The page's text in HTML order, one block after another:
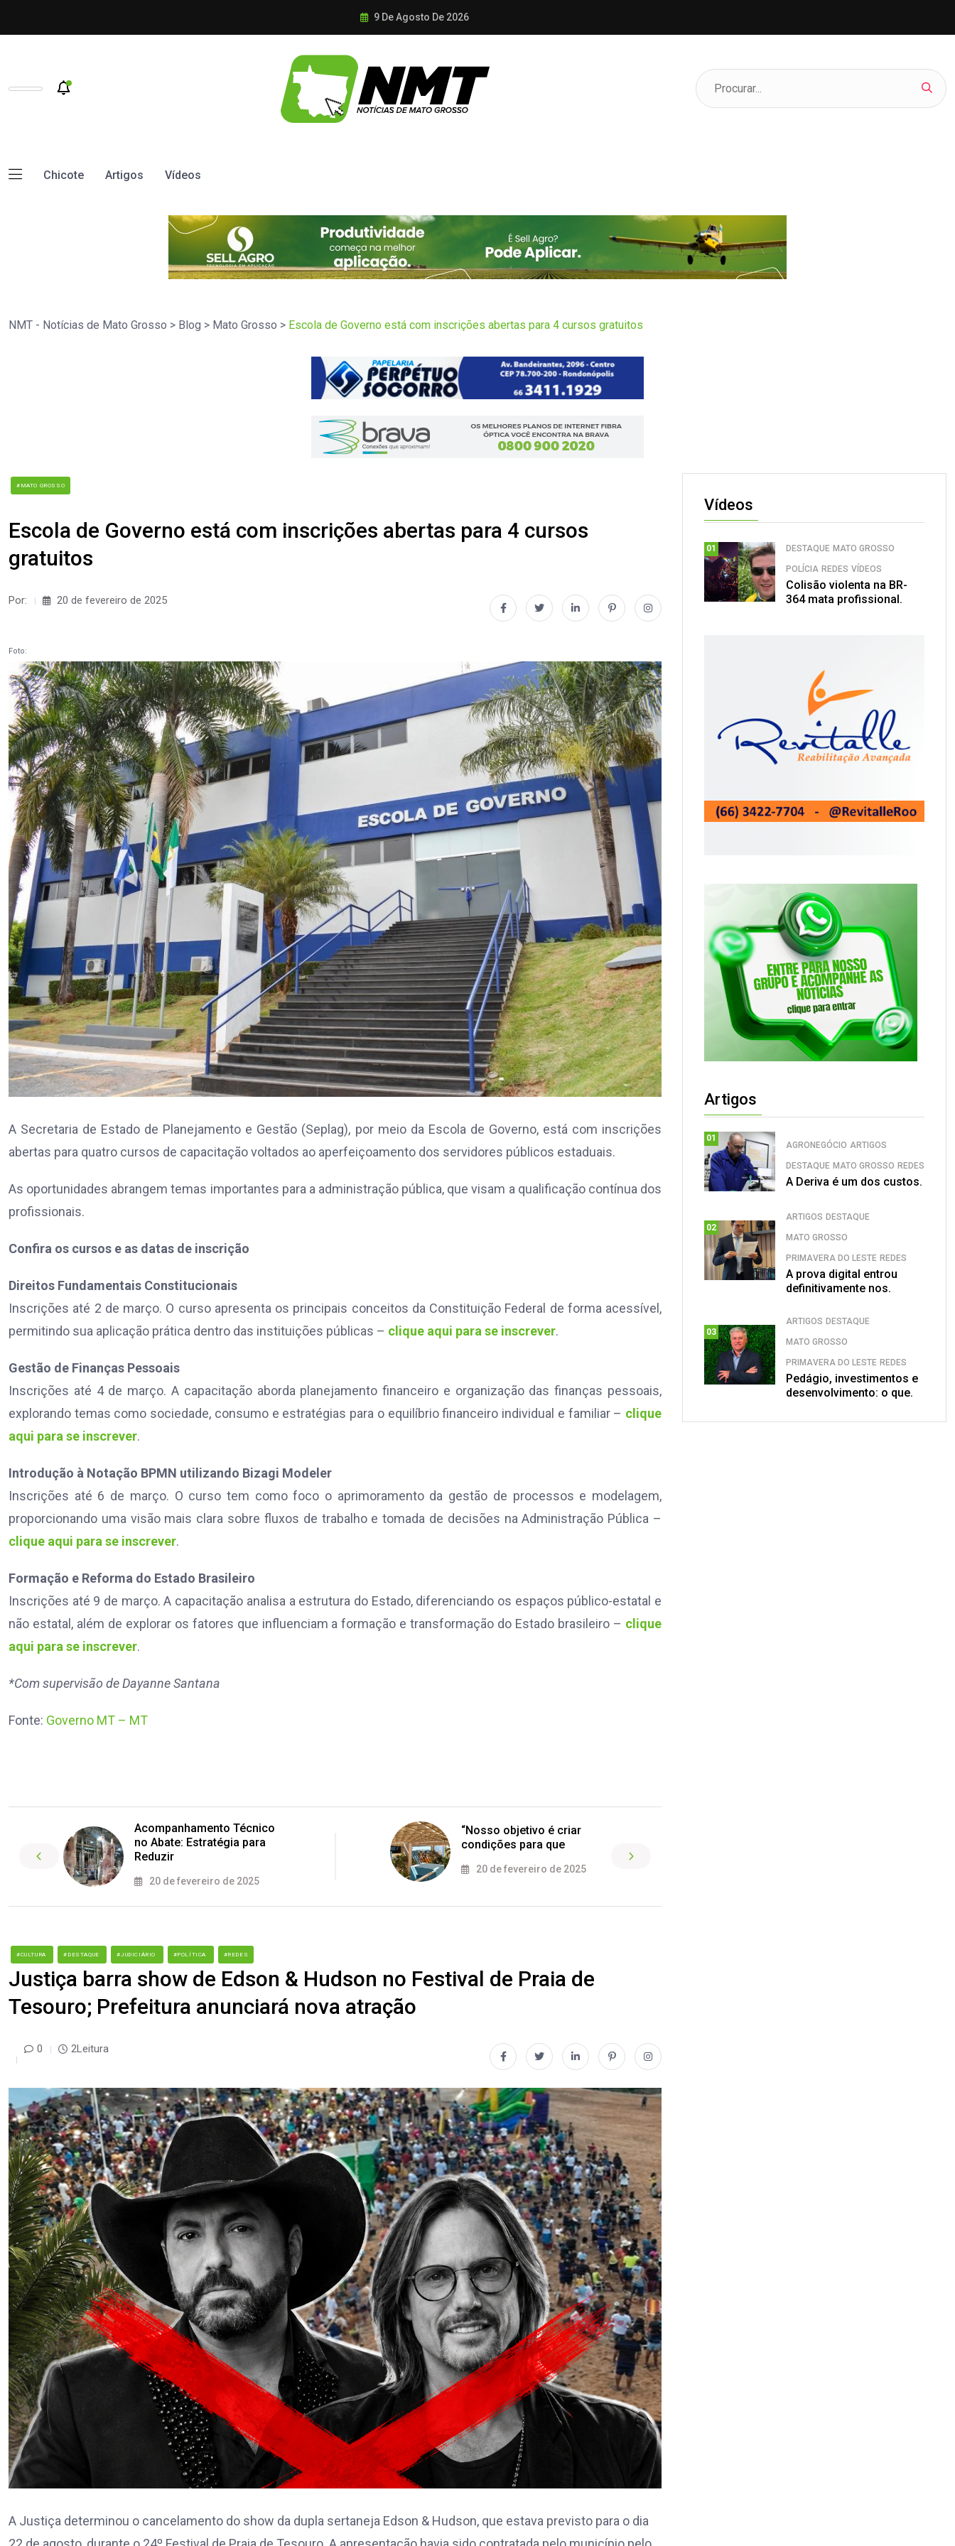
9 De Agosto De 2026
Chicote Artigos Vídeos
NMT - Notícias de Mato Grosso > Blog > Mato Grosso > Escola de Governo está com inscrições abertas para 4 cursos gratuitos
#MATO GROSSO
Escola de Governo está com inscrições abertas para 4 cursos
gratuitos
Por: 20 de fevereiro de 2025
Foto:
A Secretaria de Estado de Planejamento e Gestão (Seplag), por meio da Escola de Governo, está com inscrições
abertas para quatro cursos de capacitação voltados ao aperfeiçoamento dos servidores públicos estaduais.
As oportunidades abrangem temas importantes para a administração pública, que visam a qualificação contínua dos
profissionais.
Confira os cursos e as datas de inscrição
Direitos Fundamentais Constitucionais
Inscrições até 2 de março. O curso apresenta os principais conceitos da Constituição Federal de forma acessível,
permitindo sua aplicação prática dentro das instituições públicas – clique aqui para se inscrever.
Gestão de Finanças Pessoais
Inscrições até 4 de março. A capacitação aborda planejamento financeiro e organização das finanças pessoais,
explorando temas como sociedade, consumo e estratégias para o equilíbrio financeiro individual e familiar – clique
aqui para se inscrever.
Introdução à Notação BPMN utilizando Bizagi Modeler
Inscrições até 6 de março. O curso tem como foco o aprimoramento da gestão de processos e modelagem,
proporcionando uma visão mais clara sobre fluxos de trabalho e tomada de decisões na Administração Pública –
clique aqui para se inscrever.
Formação e Reforma do Estado Brasileiro
Inscrições até 9 de março. A capacitação analisa a estrutura do Estado, diferenciando os espaços público-estatal e
não estatal, além de explorar os fatores que influenciam a formação e transformação do Estado brasileiro – clique
aqui para se inscrever.
*Com supervisão de Dayanne Santana
Fonte: Governo MT – MT
Acompanhamento Técnico
no Abate: Estratégia para
Reduzir
20 de fevereiro de 2025
“Nosso objetivo é criar
condições para que
20 de fevereiro de 2025
#CULTURA #DESTAQUE #JUDICIÁRIO #POLÍTICA #REDES
Justiça barra show de Edson & Hudson no Festival de Praia de
Tesouro; Prefeitura anunciará nova atração
0 2Leitura
A Justiça determinou o cancelamento do show da dupla sertaneja Edson & Hudson, que estava previsto para o dia
Vídeos
01 DESTAQUE MATO GROSSO
POLÍCIA REDES VÍDEOS
Colisão violenta na BR-
364 mata profissional.
Artigos
01
AGRONEGÓCIO ARTIGOS
DESTAQUE MATO GROSSO REDES
A Deriva é um dos custos.
02
ARTIGOS DESTAQUE
MATO GROSSO
PRIMAVERA DO LESTE REDES
A prova digital entrou
definitivamente nos.
03
ARTIGOS DESTAQUE
MATO GROSSO
PRIMAVERA DO LESTE REDES
Pedágio, investimentos e
desenvolvimento: o que.